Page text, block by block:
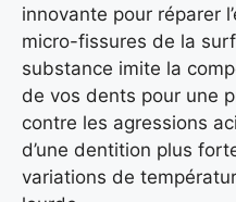
innovante pour réparer
micro-fissures de la
substance imite la
de vos dents pour une
contre les agressions
d’une dentition plus
variations de